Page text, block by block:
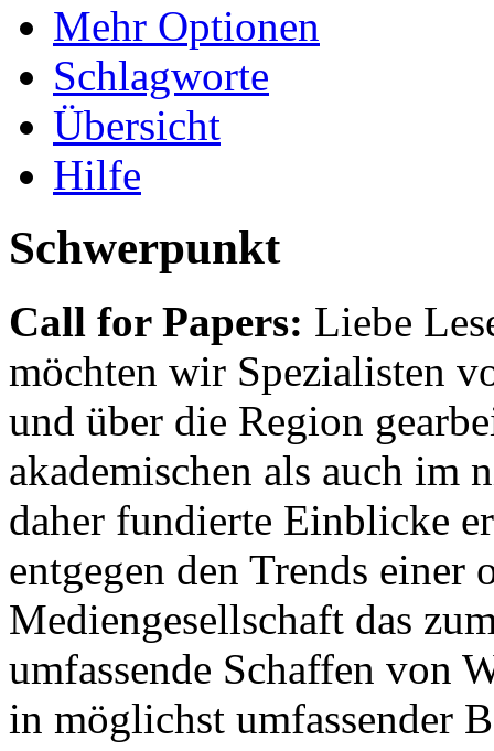
Mehr Optionen
Schlagworte
Übersicht
Hilfe
Schwerpunkt
Call for Papers: Liebe
möchten wir Spezialisten
und über die Region
akademischen als auch im
daher fundierte Einblicke
entgegen den Trends einer
Mediengesellschaft das
umfassende Schaffen von
in möglichst umfassender